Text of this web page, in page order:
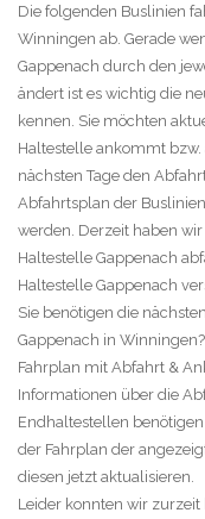
Die folgenden Buslinien
Winningen ab. Gerade
Gappenach durch den
ändert ist es wichtig die
kennen. Sie möchten
Haltestelle ankommt
nächsten Tage den
Abfahrtsplan der
werden. Derzeit haben
Haltestelle Gappenach
Haltestelle Gappenach
Sie benötigen die
Gappenach in
Fahrplan mit Abfahrt &
Informationen über die
Endhaltestellen
der Fahrplan der
diesen jetzt aktualisieren.
Leider konnten wir